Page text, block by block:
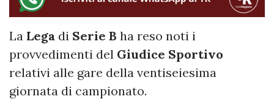
La Lega di Serie B ha reso noti i
provvedimenti del Giudice Sportivo
relativi alle gare della ventiseiesima
giornata di campionato.